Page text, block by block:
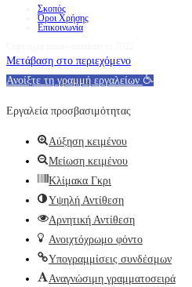
Σκοπός
Όροι Χρήσης
Επικοινωνία
Μετάβαση στο περιεχόμενο
Ανοίξτε τη γραμμή εργαλείων
Εργαλεία προσβασιμότητας
Αύξηση κειμένου
Μείωση κειμένου
Κλίμακα Γκρι
Υψηλή Αντίθεση
Αρνητική Αντίθεση
Ανοιχτόχρωμο φόντο
Υπογραμμίσεις συνδέσμων
Αναγνώσιμη γραμματοσειρά